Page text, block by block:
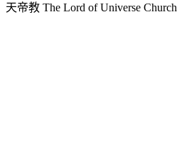
天人炁功院
天帝教 The Lord of Universe Church